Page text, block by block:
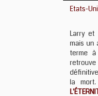
Etats-
Larry et
mais un
terme
la